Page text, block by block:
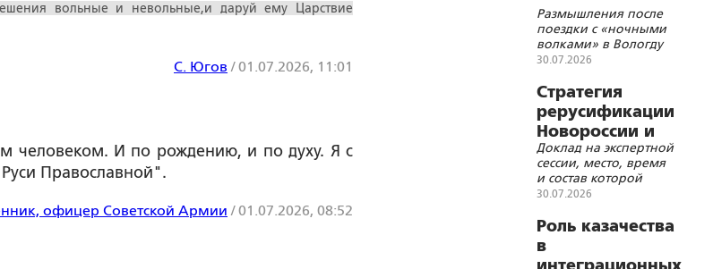
вольные и невольные,и даруй ему Царствие
С. Югов /01.07.2026, 11:01
человеком. И по рождению, и по духу. Я с
Православной".
офицер Советской Армии /01.07.2026, 08:52
Размышления после
поездки с «ночными
волками» в Вологду
30.07.2026
Стратегия
рерусификации
Новороссии и
Малороссии
Доклад на экспертной
сессии, место, время
и состав которой
просили не
30.07.2026
Роль казачества
в
интеграционных